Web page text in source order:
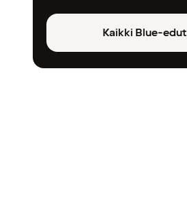
Kaikki Blue-edut